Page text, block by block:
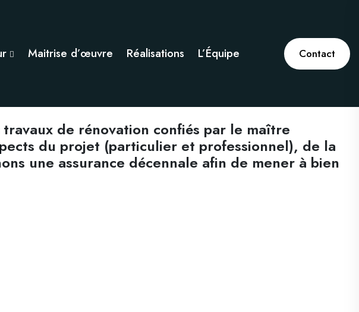
Maitrise d’œuvre Réalisations L’Équipe Contact
de rénovation confiés par le maître
du projet (particulier et professionnel), de la
une assurance décennale afin de mener à bien